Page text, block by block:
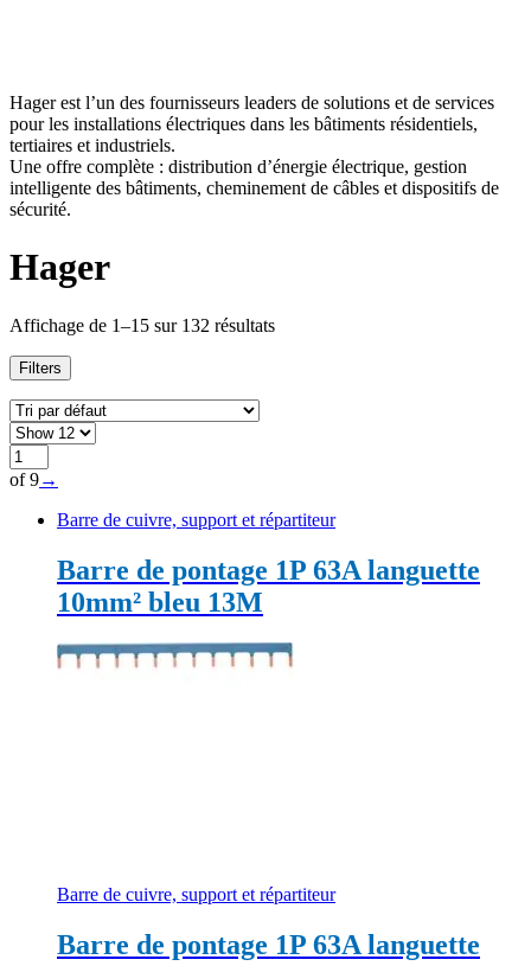
Hager est l’un des fournisseurs leaders de solutions et de services
pour les installations électriques dans les bâtiments résidentiels,
tertiaires et industriels.
Une offre complète : distribution d’énergie électrique, gestion
intelligente des bâtiments, cheminement de câbles et dispositifs de
sécurité.
Hager
Affichage de 1–15 sur 132 résultats
Filters
of 9→
Barre de cuivre, support et répartiteur
Barre de pontage 1P 63A languette
10mm² bleu 13M
Barre de cuivre, support et répartiteur
Barre de pontage 1P 63A languette